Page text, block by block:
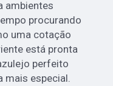
ambientes
procurando
uma cotação
está pronta
perfeito
mais especial.